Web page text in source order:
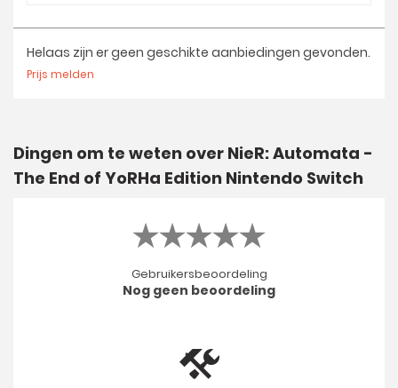
Helaas zijn er geen geschikte aanbiedingen gevonden.
Prijs melden
Dingen om te weten over NieR: Automata -
The End of YoRHa Edition Nintendo Switch
Gebruikersbeoordeling
Nog geen beoordeling